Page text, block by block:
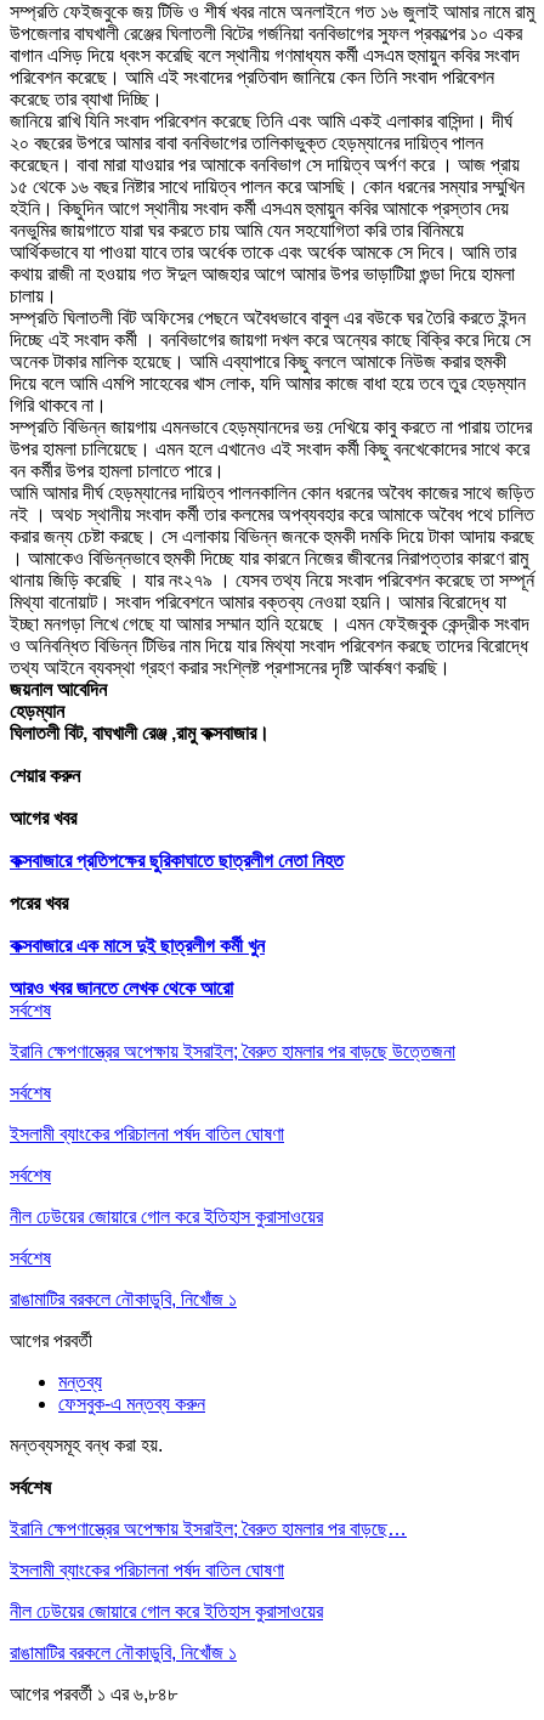
সম্প্রতি ফেইজবুকে জয় টিভি ও শীর্ষ খবর নামে অনলাইনে গত ১৬ জুলাই আমার নামে রামু
উপজেলার বাঘখালী রেঞ্জের ঘিলাতলী বিটের গর্জনিয়া বনবিভাগের সুফল প্রকল্পের ১০ একর
বাগান এসিড় দিয়ে ধ্বংস করেছি বলে স্থানীয় গণমাধ্যম কর্মী এসএম হুমায়ুন কবির সংবাদ
পরিবেশন করেছে। আমি এই সংবাদের প্রতিবাদ জানিয়ে কেন তিনি সংবাদ পরিবেশন
করেছে তার ব্যাখা দিচ্ছি।
জানিয়ে রাখি যিনি সংবাদ পরিবেশন করেছে তিনি এবং আমি একই এলাকার বাসিন্দা। দীর্ঘ
২০ বছরের উপরে আমার বাবা বনবিভাগের তালিকাভুক্ত হেড়ম্যানের দায়িত্ব পালন
করেছেন। বাবা মারা যাওয়ার পর আমাকে বনবিভাগ সে দায়িত্ব অর্পণ করে । আজ প্রায়
১৫ থেকে ১৬ বছর নিষ্টার সাথে দায়িত্ব পালন করে আসছি। কোন ধরনের সম্যার সম্মুখিন
হইনি। কিছুদিন আগে স্থানীয় সংবাদ কর্মী এসএম হুমায়ুন কবির আমাকে প্রস্তাব দেয়
বনভুমির জায়গাতে যারা ঘর করতে চায় আমি যেন সহযোগিতা করি তার বিনিময়ে
আর্থিকভাবে যা পাওয়া যাবে তার অর্ধেক তাকে এবং অর্ধেক আমকে সে দিবে। আমি তার
কথায় রাজী না হওয়ায় গত ঈদুল আজহার আগে আমার উপর ভাড়াটিয়া গুন্ডা দিয়ে হামলা
চালায়।
সম্প্রতি ঘিলাতলী বিট অফিসের পেছনে অবৈধভাবে বাবুল এর বউকে ঘর তৈরি করতে ইন্দন
দিচ্ছে এই সংবাদ কর্মী । বনবিভাগের জায়গা দখল করে অন্যের কাছে বিক্রি করে দিয়ে সে
অনেক টাকার মালিক হয়েছে। আমি এব্যাপারে কিছু বললে আমাকে নিউজ করার হুমকী
দিয়ে বলে আমি এমপি সাহেবের খাস লোক, যদি আমার কাজে বাধা হয়ে তবে তুর হেড়ম্যান
গিরি থাকবে না।
সম্প্রতি বিভিন্ন জায়গায় এমনভাবে হেড়ম্যানদের ভয় দেখিয়ে কাবু করতে না পারায় তাদের
উপর হামলা চালিয়েছে। এমন হলে এখানেও এই সংবাদ কর্মী কিছু বনখেকোদের সাথে করে
বন কর্মীর উপর হামলা চালাতে পারে।
আমি আমার দীর্ঘ হেড়ম্যানের দায়িত্ব পালনকালিন কোন ধরনের অবৈধ কাজের সাথে জড়িত
নই । অথচ স্থানীয় সংবাদ কর্মী তার কলমের অপব্যবহার করে আমাকে অবৈধ পথে চালিত
করার জন্য চেষ্টা করছে। সে এলাকায় বিভিন্ন জনকে হুমকী দমকি দিয়ে টাকা আদায় করছে
। আমাকেও বিভিন্নভাবে হুমকী দিচ্ছে যার কারনে নিজের জীবনের নিরাপত্তার কারণে রামু
থানায় জিড়ি করেছি । যার নং২৭৯ । যেসব তথ্য নিয়ে সংবাদ পরিবেশন করেছে তা সম্পূর্ন
মিথ্যা বানোয়াট। সংবাদ পরিবেশনে আমার বক্তব্য নেওয়া হয়নি। আমার বিরোদ্ধে যা
ইচ্ছা মনগড়া লিখে গেছে যা আমার সম্মান হানি হয়েছে । এমন ফেইজবুক কেন্দ্রীক সংবাদ
ও অনিবন্ধিত বিভিন্ন টিভির নাম দিয়ে যার মিথ্যা সংবাদ পরিবেশন করছে তাদের বিরোদ্ধে
তথ্য আইনে ব্যবস্থা গ্রহণ করার সংশ্লিষ্ট প্রশাসনের দৃষ্টি আর্কষণ করছি।
জয়নাল আবেদিন
হেড়ম্যান
ঘিলাতলী বিট, বাঘখালী রেঞ্জ ,রামু কক্সবাজার।
শেয়ার করুন
আগের খবর
কক্সবাজারে প্রতিপক্ষের ছুরিকাঘাতে ছাত্রলীগ নেতা নিহত
পরের খবর
কক্সবাজারে এক মাসে দুই ছাত্রলীগ কর্মী খুন
আরও খবর জানতে লেখক থেকে আরো
সর্বশেষ
ইরানি ক্ষেপণাস্ত্রের অপেক্ষায় ইসরাইল; বৈরুত হামলার পর বাড়ছে উত্তেজনা
সর্বশেষ
ইসলামী ব্যাংকের পরিচালনা পর্ষদ বাতিল ঘোষণা
সর্বশেষ
নীল ঢেউয়ের জোয়ারে গোল করে ইতিহাস কুরাসাওয়ের
সর্বশেষ
রাঙামাটির বরকলে নৌকাডুবি, নিখোঁজ ১
আগেরপরবর্তী
মন্তব্য
ফেসবুক-এ মন্তব্য করুন
মন্তব্যসমূহ বন্ধ করা হয়.
সর্বশেষ
ইরানি ক্ষেপণাস্ত্রের অপেক্ষায় ইসরাইল; বৈরুত হামলার পর বাড়ছে…
ইসলামী ব্যাংকের পরিচালনা পর্ষদ বাতিল ঘোষণা
নীল ঢেউয়ের জোয়ারে গোল করে ইতিহাস কুরাসাওয়ের
রাঙামাটির বরকলে নৌকাডুবি, নিখোঁজ ১
আগেরপরবর্তী ১ এর ৬,৮৪৮